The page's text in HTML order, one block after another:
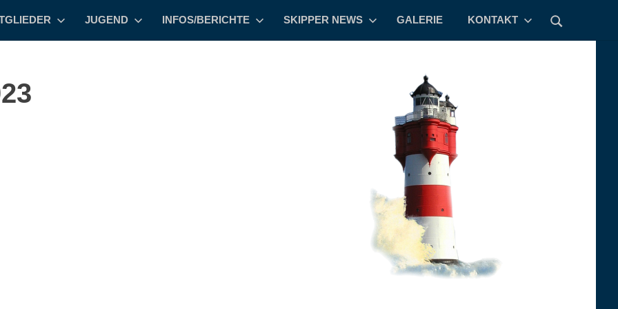
JUGEND INFOS/BERICHTE SKIPPER NEWS GALERIE KONTAKT